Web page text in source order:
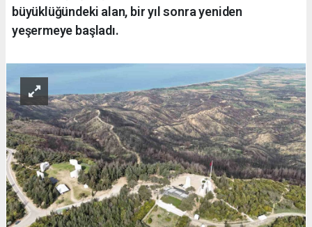
büyüklüğündeki alan, bir yıl sonra yeniden
yeşermeye başladı.